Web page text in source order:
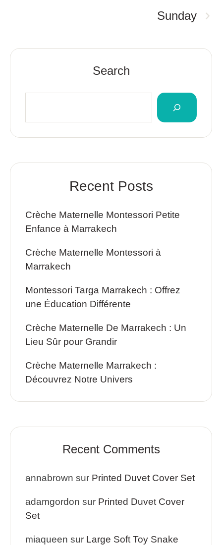
Sunday
Search
Recent Posts
Crèche Maternelle Montessori Petite
Enfance à Marrakech
Crèche Maternelle Montessori à
Marrakech
Montessori Targa Marrakech : Offrez
une Éducation Différente
Crèche Maternelle De Marrakech : Un
Lieu Sûr pour Grandir
Crèche Maternelle Marrakech :
Découvrez Notre Univers
Recent Comments
annabrown sur Printed Duvet Cover Set
adamgordon sur Printed Duvet Cover
Set
miaqueen sur Large Soft Toy Snake